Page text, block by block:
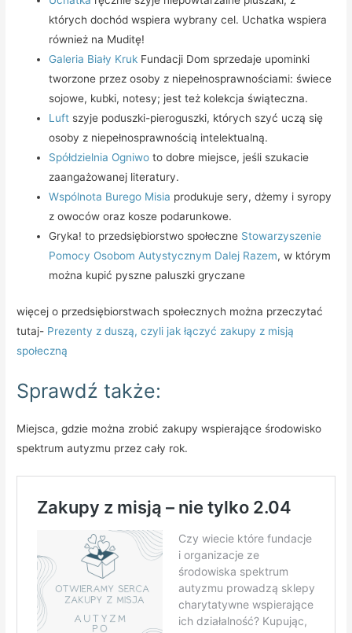
których dochód wspiera wybrany cel. Uchatka wspiera
również na Muditę!
Galeria Biały Kruk Fundacji Dom sprzedaje upominki
tworzone przez osoby z niepełnosprawnościami: świece
sojowe, kubki, notesy; jest też kolekcja świąteczna.
Luft szyje poduszki-pieroguszki, których szyć uczą się
osoby z niepełnosprawnością intelektualną.
Spółdzielnia Ogniwo to dobre miejsce, jeśli szukacie
zaangażowanej literatury.
Wspólnota Burego Misia produkuje sery, dżemy i syropy
z owoców oraz kosze podarunkowe.
Gryka! to przedsiębiorstwo społeczne Stowarzyszenie
Pomocy Osobom Autystycznym Dalej Razem, w którym
można kupić pyszne paluszki gryczane
więcej o przedsiębiorstwach społecznych można przeczytać
tutaj- Prezenty z duszą, czyli jak łączyć zakupy z misją
społeczną
Sprawdź także:
Miejsca, gdzie można zrobić zakupy wspierające środowisko
spektrum autyzmu przez cały rok.